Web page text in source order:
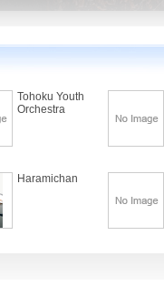
Tohoku Youth
Orchestra
Haramichan